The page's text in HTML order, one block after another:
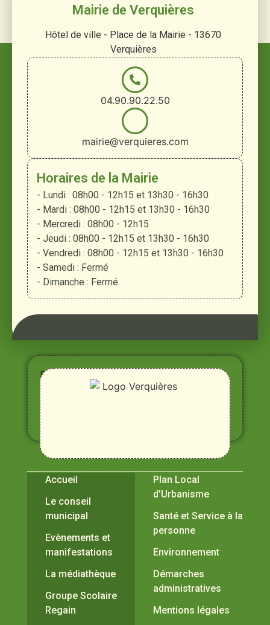
Mairie de Verquières
Hôtel de ville - Place de la Mairie - 13670
Verquières
04.90.90.22.50
mairie@verquieres.com
Horaires de la Mairie
- Lundi : 08h00 - 12h15 et 13h30 - 16h30
- Mardi : 08h00 - 12h15 et 13h30 - 16h30
- Mercredi : 08h00 - 12h15
- Jeudi : 08h00 - 12h15 et 13h30 - 16h30
- Vendredi : 08h00 - 12h15 et 13h30 - 16h30
- Samedi : Fermé
- Dimanche : Fermé
Entre
Rhône,
Alpilles
et
Durance
Accueil
Le conseil
municipal
Evènements et
manifestations
La médiathèque
Groupe Scolaire
Regain
Plan Local
d’Urbanisme
Santé et Service à la
personne
Environnement
Démarches
administratives
Mentions légales